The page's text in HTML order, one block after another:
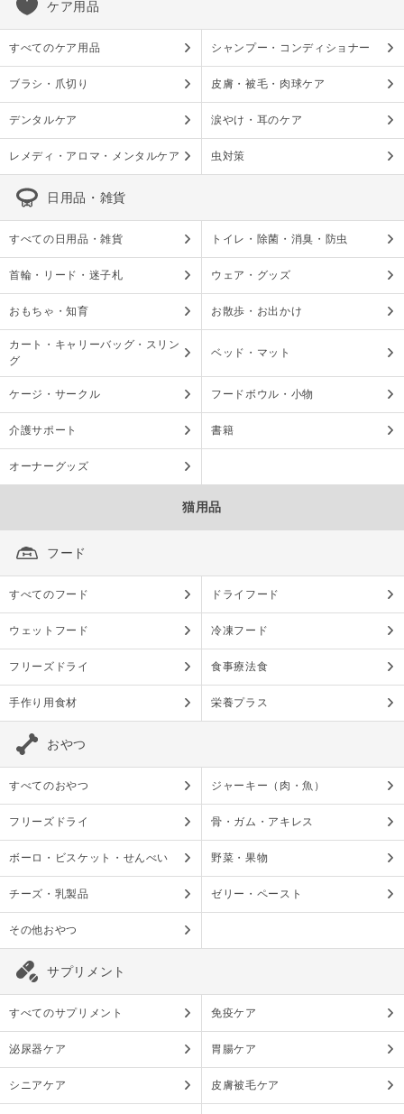
ケア用品
すべてのケア用品 シャンプー・コンディショナー
ブラシ・爪切り 皮膚・被毛・肉球ケア
デンタルケア 涙やけ・耳のケア
レメディ・アロマ・メンタルケア 虫対策
日用品・雑貨
すべての日用品・雑貨 トイレ・除菌・消臭・防虫
首輪・リード・迷子札 ウェア・グッズ
おもちゃ・知育 お散歩・お出かけ
カート・キャリーバッグ・スリン
グ
ベッド・マット
ケージ・サークル フードボウル・小物
介護サポート 書籍
オーナーグッズ
猫用品
フード
すべてのフード ドライフード
ウェットフード 冷凍フード
フリーズドライ 食事療法食
手作り用食材 栄養プラス
おやつ
すべてのおやつ ジャーキー（肉・魚）
フリーズドライ 骨・ガム・アキレス
ボーロ・ビスケット・せんべい 野菜・果物
チーズ・乳製品 ゼリー・ペースト
その他おやつ
サプリメント
すべてのサプリメント 免疫ケア
泌尿器ケア 胃腸ケア
シニアケア 皮膚被毛ケア